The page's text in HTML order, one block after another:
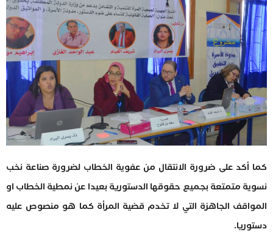
كما أكد على ضرورة الانتقال من عفوية الخطاب لضرورة صناعة نخب
نسوية متمتعة بجميع حقوقها الدستورية بعيدا عن نمطية الخطاب او
المواقف الجاهزة التي لا تخدم قضية المرأة كما هو منصوص عليه
دستوريا.